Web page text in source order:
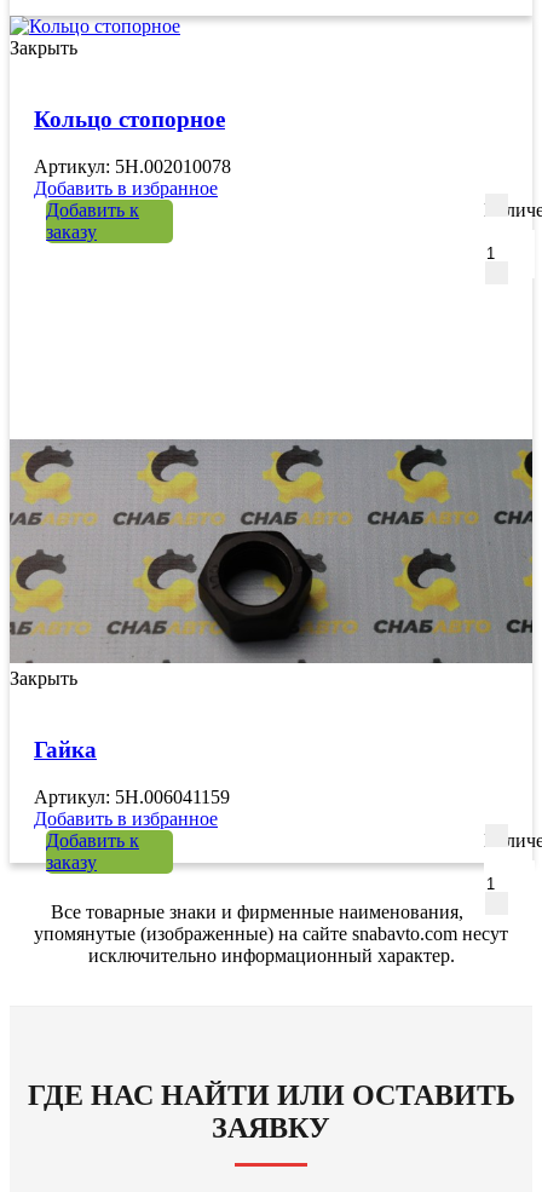
Закрыть
Кольцо стопорное
Артикул: 5H.002010078
Добавить в избранное
Добавить к
заказу
Закрыть
Гайка
Артикул: 5H.006041159
Добавить в избранное
Добавить к
заказу
Все товарные знаки и фирменные наименования,
упомянутые (изображенные) на сайте snabavto.com несут
исключительно информационный характер.
ГДЕ НАС НАЙТИ ИЛИ ОСТАВИТЬ
ЗАЯВКУ